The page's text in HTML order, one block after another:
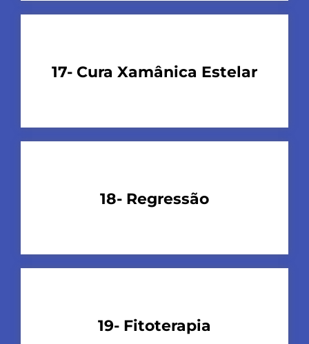
17- Cura Xamânica Estelar
18- Regressão
19- Fitoterapia